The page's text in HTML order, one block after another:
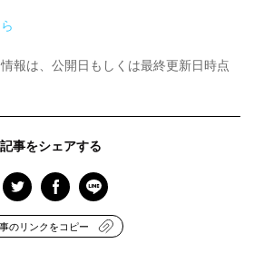
報は、公開日もしくは最終更新日時点
記事をシェアする
のリンクをコピー